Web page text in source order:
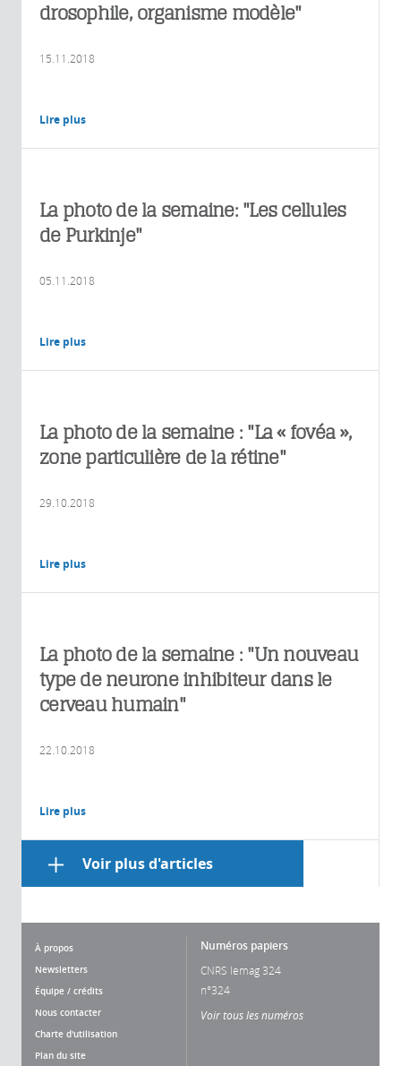
drosophile, organisme modèle"
15.11.2018
Lire plus
La photo de la semaine: "Les cellules
de Purkinje"
05.11.2018
Lire plus
La photo de la semaine : "La « fovéa »,
zone particulière de la rétine"
29.10.2018
Lire plus
La photo de la semaine : "Un nouveau
type de neurone inhibiteur dans le
cerveau humain"
22.10.2018
Lire plus
Voir plus d'articles
À propos
Newsletters
Équipe / crédits
Nous contacter
Charte d'utilisation
Plan du site
Numéros papiers
CNRS lemag 324
n°324
Voir tous les numéros